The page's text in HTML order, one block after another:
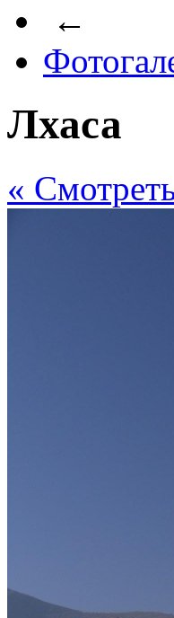
←
Лхаса
«